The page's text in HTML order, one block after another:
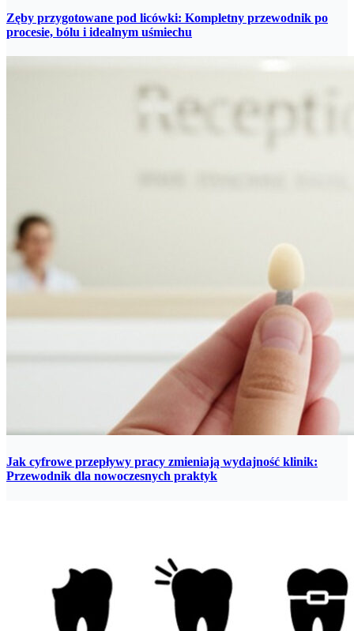
Zęby przygotowane pod licówki: Kompletny przewodnik po
procesie, bólu i idealnym uśmiechu
Jak cyfrowe przepływy pracy zmieniają wydajność klinik:
Przewodnik dla nowoczesnych praktyk